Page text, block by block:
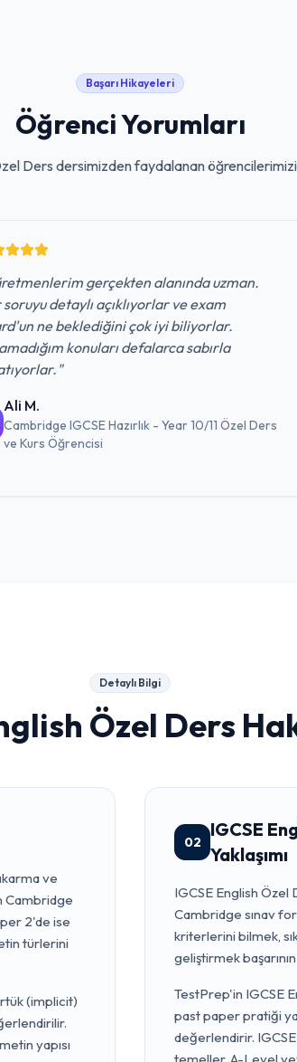
Başarı Hikayeleri
Öğrenci Yorumları
Dersdersimizden faydalanan
gerçekten alanında uzman.
detaylı açıklıyorlar ve exam
ne beklediğini çok iyi biliyorlar.
konuları defalarca sabırla
"
Ali M.
Cambridge IGCSE Hazırlık - Year 10/11 Özel Ders
ve Kurs Öğrencisi
Detaylı Bilgi
Özel Ders
ve
Cambridge
2'de ise
türlerini
(implicit)
yapısı
02
IGCSE
Yaklaşımı
IGCSE English Özel
Cambridge sınav
kriterlerini bilmek,
geliştirmek başarının
TestPrep'in IGCSE
past paper pratiği
değerlendirir. IGCSE